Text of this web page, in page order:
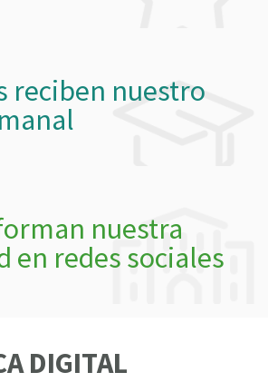
reciben nuestro
nuestra
en redes sociales
DIGITAL